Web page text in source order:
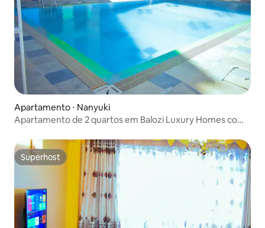
Apartamento ⋅ Nanyuki
Apartamento de 2 quartos em Balozi Luxury Homes com
Superhost
Superhost